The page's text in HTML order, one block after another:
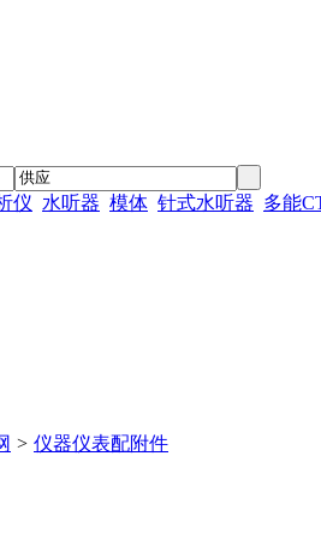
仪 水听器 模体 针式水听器 多能
> 仪器仪表配附件